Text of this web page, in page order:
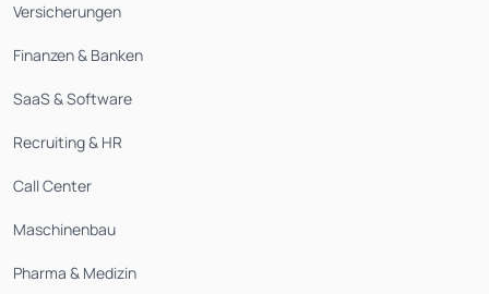
Versicherungen
Finanzen & Banken
SaaS & Software
Recruiting & HR
Call Center
Maschinenbau
Pharma & Medizin